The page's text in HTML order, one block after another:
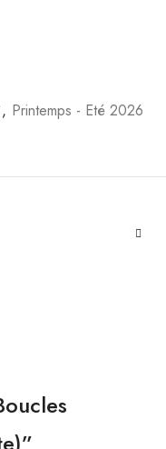
, Printemps - Eté 2026